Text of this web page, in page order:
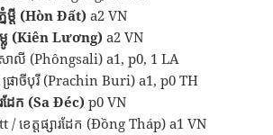
ម្ដី (Hòn Đất) a2 VN
លូ (Kiên Lương) a2 VN
ាលី (Phôngsali) a1, p0, 1 LA
រាចីបុរី (Prachin Buri) a1, p0 TH
ដែក (Sa Đéc)p0 VN
ខេត្តផ្សារដែក (Đồng Tháp) a1 VN